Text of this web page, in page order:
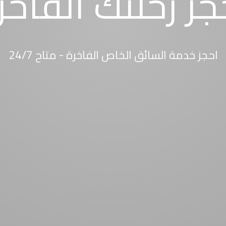
احجز خدمة السائق الخاص الفاخرة - متاح 24/7